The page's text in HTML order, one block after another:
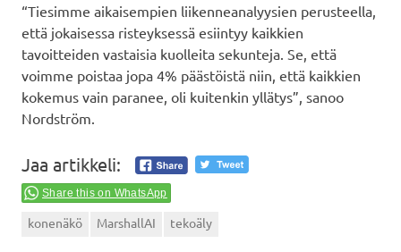
“Tiesimme aikaisempien liikenneanalyysien perusteella,
että jokaisessa risteyksessä esiintyy kaikkien
tavoitteiden vastaisia kuolleita sekunteja. Se, että
voimme poistaa jopa 4% päästöistä niin, että kaikkien
kokemus vain paranee, oli kuitenkin yllätys”, sanoo
Nordström.
Jaa artikkeli:
Share this on WhatsApp
konenäkö MarshallAI tekoäly